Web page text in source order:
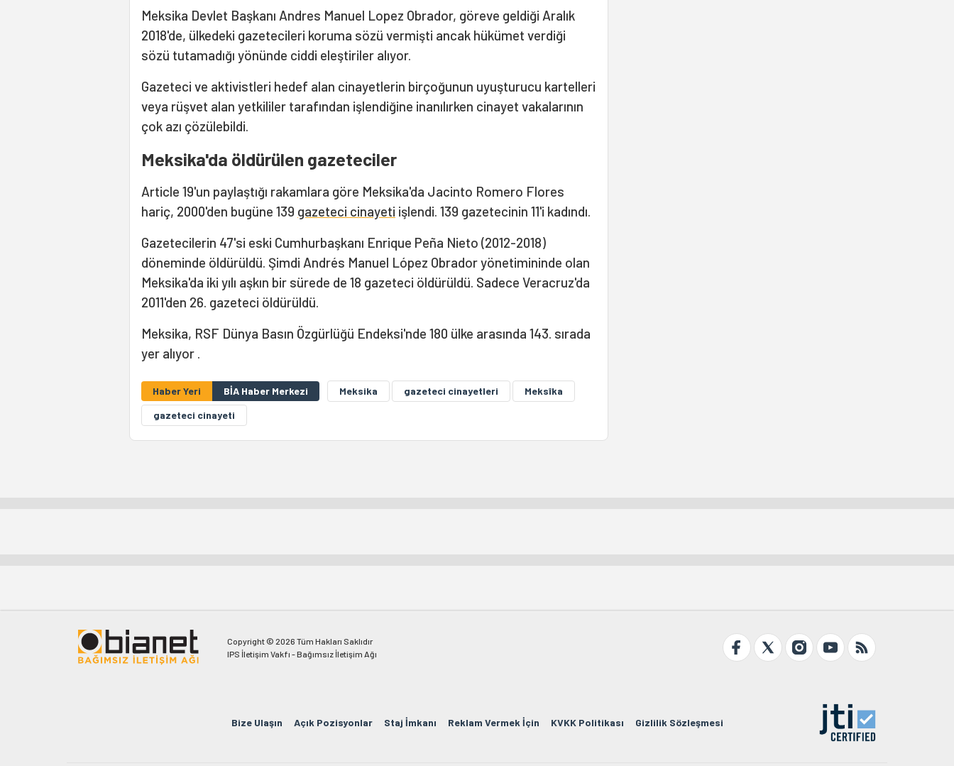
Meksika Devlet Başkanı Andres Manuel Lopez Obrador, göreve geldiği Aralık
2018'de, ülkedeki gazetecileri koruma sözü vermişti ancak hükümet verdiği
sözü tutamadığı yönünde ciddi eleştiriler alıyor.
Gazeteci ve aktivistleri hedef alan cinayetlerin birçoğunun uyuşturucu kartelleri
veya rüşvet alan yetkililer tarafından işlendiğine inanılırken cinayet vakalarının
çok azı çözülebildi.
Meksika'da öldürülen gazeteciler
Article 19'un paylaştığı rakamlara göre Meksika'da Jacinto Romero Flores
hariç, 2000'den bugüne 139 gazeteci cinayeti işlendi. 139 gazetecinin 11'i kadındı.
Gazetecilerin 47'si eski Cumhurbaşkanı Enrique Peña Nieto (2012-2018)
döneminde öldürüldü. Şimdi Andrés Manuel López Obrador yönetimininde olan
Meksika'da iki yılı aşkın bir sürede de 18 gazeteci öldürüldü. Sadece Veracruz'da
2011'den 26. gazeteci öldürüldü.
Meksika, RSF Dünya Basın Özgürlüğü Endeksi'nde 180 ülke arasında 143. sırada
yer alıyor .
Haber Yeri BİA Haber Merkezi Meksika gazeteci cinayetleri
Meksîka
gazeteci cinayeti
Copyright © 2026 Tüm Hakları Saklıdır
IPS İletişim Vakfı - Bağımsız İletişim Ağı
Bize Ulaşın Açık Pozisyonlar Staj İmkanı Reklam Vermek İçin KVKK Politikası Gizlilik Sözleşmesi